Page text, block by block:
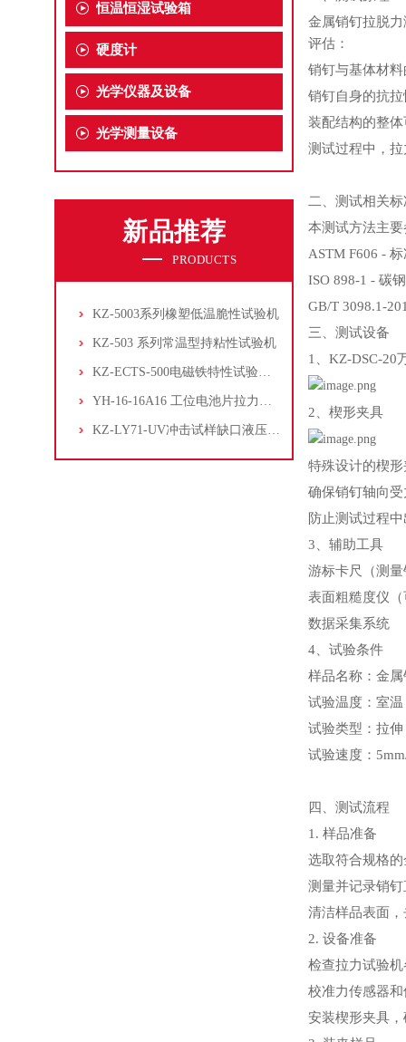
恒温恒湿试验箱
硬度计
光学仪器及设备
光学测量设备
新品推荐
PRODUCTS
KZ-5003系列橡塑低温脆性试验机
KZ-503 系列常温型持粘性试验机
KZ-ECTS-500电磁铁特性试验系统
YH-16-16A16 工位电池片拉力试验机
KZ-LY71-UV冲击试样缺口液压拉床
金属销钉拉脱
评估：
销钉与基体材
销钉自身的抗拉
装配结构的整
测试过程中，
二、测试相关标
本测试方法主
ASTM F606 -
ISO 898-1 - 碳
GB/T 3098.1-
三、测试设备
1、KZ-DSC-20
2、楔形夹具
特殊设计的楔
确保销钉轴向
防止测试过程
3、辅助工具
游标卡尺（测
表面粗糙度仪
数据采集系统
4、试验条件
样品名称：金属
试验温度：室温
试验类型：拉伸
试验速度：
四、测试流程
1. 样品准备
选取符合规格
测量并记录销
清洁样品表面
2. 设备准备
检查拉力试验
校准力传感器
安装楔形夹具